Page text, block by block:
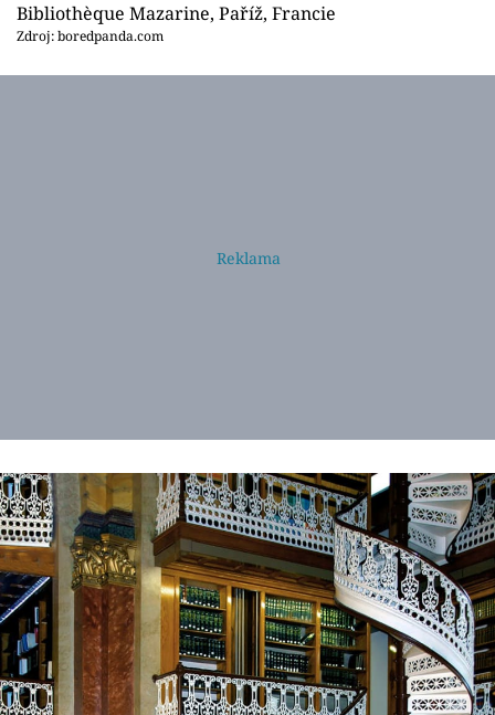
Bibliothèque Mazarine, Paříž, Francie
Zdroj: boredpanda.com